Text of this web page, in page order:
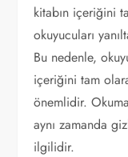
kitabın içeriğini
okuyucuları
Bu nedenle,
içeriğini tam
önemlidir.
aynı zamanda
ilgilidir.